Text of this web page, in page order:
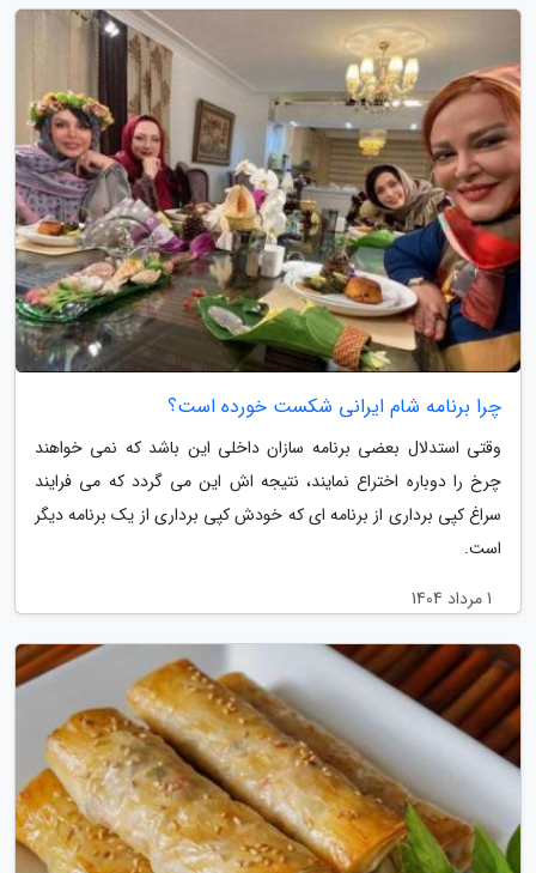
چرا برنامه شام ایرانی شکست خورده است؟
وقتی استدلال بعضی برنامه سازان داخلی این باشد که نمی خواهند
چرخ را دوباره اختراع نمایند، نتیجه اش این می گردد که می فرایند
سراغ کپی برداری از برنامه ای که خودش کپی برداری از یک برنامه دیگر
است.
1 مرداد 1404